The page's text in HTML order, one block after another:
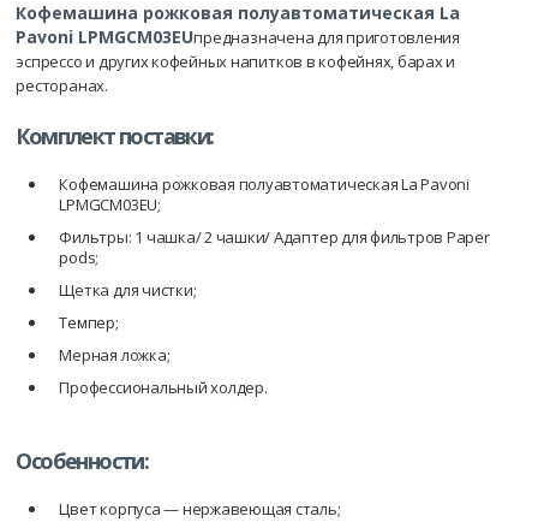
Кофемашина рожковая полуавтоматическая La
Pavoni LPMGCM03EUпредназначена для приготовления
эспрессо и других кофейных напитков в кофейнях, барах и
ресторанах.
Комплект поставки:
Кофемашина рожковая полуавтоматическая La Pavoni
LPMGCM03EU;
Фильтры: 1 чашка/ 2 чашки/ Адаптер для фильтров Paper
pods;
Щетка для чистки;
Темпер;
Мерная ложка;
Профессиональный холдер.
Особенности:
Цвет корпуса — нержавеющая сталь;